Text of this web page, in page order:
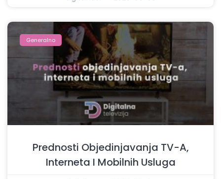
Generalno
Prednosti Objedinjavanja TV-A,
Interneta I Mobilnih Usluga